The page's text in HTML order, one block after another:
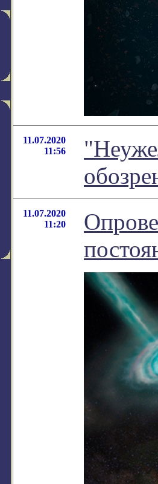
11.07.2020
11:56
11.07.2020
11:20